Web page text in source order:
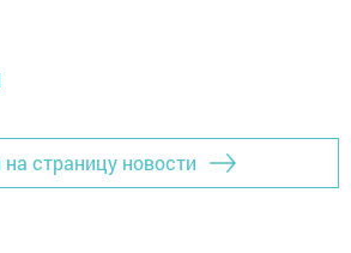
на страницу новости